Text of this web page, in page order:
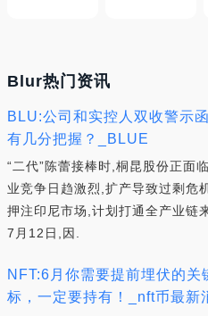
Blur热门资讯
BLU:公司和实控人双收警示
有几分把握？_BLUE
“二代”陈蕾接棒时,桐昆股份正面
业竞争日趋激烈,扩产导致过剩危
押注印尼市场,计划打通全产业链
7月12日,因.
NFT:6月你需要提前埋伏的关
标，一定要持有！_nft币最新